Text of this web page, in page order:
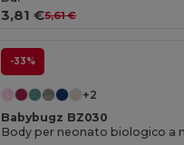
3,81 €5,61 €
-33%
+2
Babybugz BZ030